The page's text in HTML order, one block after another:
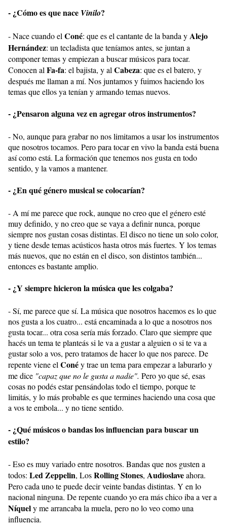
- ¿Cómo es que nace Vinilo?
- Nace cuando elConé: que es el cantante de la banda yAlejo
Hernández: un tecladista que teníamos antes, se juntan a
componer temas y empiezan a buscar músicos para tocar.
Conocen alFa-fa: el bajista, y alCabeza: que es el batero, y
después me llaman a mí. Nos juntamos y fuimos haciendo los
temas que ellos ya tenían y armando temas nuevos.
- ¿Pensaron alguna vez en agregar otros instrumentos?
- No, aunque para grabar no nos limitamos a usar los instrumentos
que nosotros tocamos. Pero para tocar en vivo la banda está buena
así como está. La formación que tenemos nos gusta en todo
sentido, y la vamos a mantener.
- ¿En qué género musical se colocarían?
- A mí me parece que rock, aunque no creo que el género esté
muy definido, y no creo que se vaya a definir nunca, porque
siempre nos gustan cosas distintas. El disco no tiene un solo color,
y tiene desde temas acústicos hasta otros más fuertes. Y los temas
más nuevos, que no están en el disco, son distintos también...
entonces es bastante amplio.
- ¿Y siempre hicieron la música que les colgaba?
- Sí, me parece que sí. La música que nosotros hacemos es lo que
nos gusta a los cuatro... está encaminada a lo que a nosotros nos
gusta tocar... otra cosa sería más forzado. Claro que siempre que
hacés un tema te planteás si le va a gustar a alguien o si te va a
gustar solo a vos, pero tratamos de hacer lo que nos parece. De
repente viene elConéy trae un tema para empezar a laburarlo y
me dice "capaz que no le gusta a nadie". Pero yo que sé, esas
cosas no podés estar pensándolas todo el tiempo, porque te
limitás, y lo más probable es que termines haciendo una cosa que
a vos te embola... y no tiene sentido.
- ¿Qué músicos o bandas los influencian para buscar un
estilo?
- Eso es muy variado entre nosotros. Bandas que nos gusten a
todos: Led Zeppelin, LosRolling Stones, Audioslaveahora.
Pero cada uno te puede decir veinte bandas distintas. Y en lo
nacional ninguna. De repente cuando yo era más chico iba a ver a
Níquely me arrancaba la muela, pero no lo veo como una
influencia.